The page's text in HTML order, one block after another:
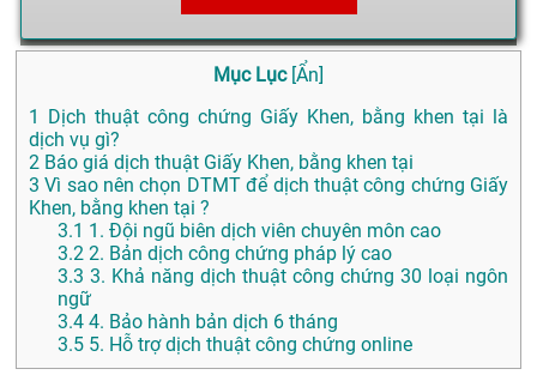
Mục Lục [Ẩn]
1
Dịch thuật công chứng Giấy Khen, bằng khen tại là
dịch vụ gì?
2 Báo giá dịch thuật Giấy Khen, bằng khen tại
3 Vì sao nên chọn DTMT để dịch thuật công chứng Giấy
Khen, bằng khen tại ?
3.1 1. Đội ngũ biên dịch viên chuyên môn cao
3.2 2. Bản dịch công chứng pháp lý cao
3.3 3. Khả năng dịch thuật công chứng 30 loại ngôn
ngữ
3.4 4. Bảo hành bản dịch 6 tháng
3.5 5. Hỗ trợ dịch thuật công chứng online